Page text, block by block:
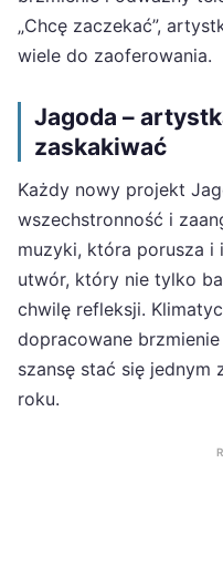
„Chcę zaczekać”,
wiele do zaoferowania.
Jagoda –
zaskakiwać
Każdy nowy projekt
wszechstronność i
muzyki, która porusza i
utwór, który nie tylko
chwilę refleksji.
dopracowane
szansę stać się
roku.